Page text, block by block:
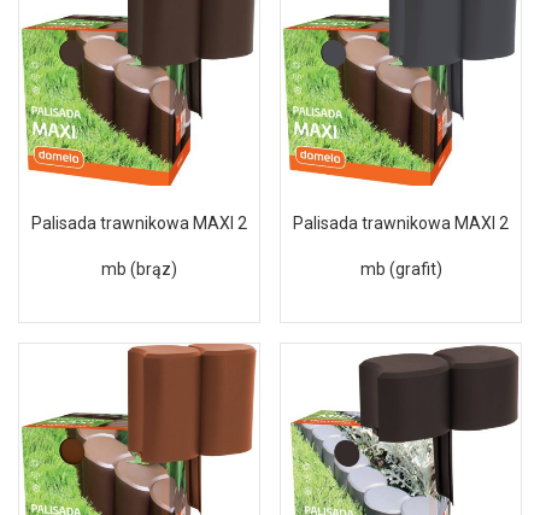
Palisada trawnikowa MAXI 2
mb (brąz)
Palisada trawnikowa MAXI 2
mb (grafit)